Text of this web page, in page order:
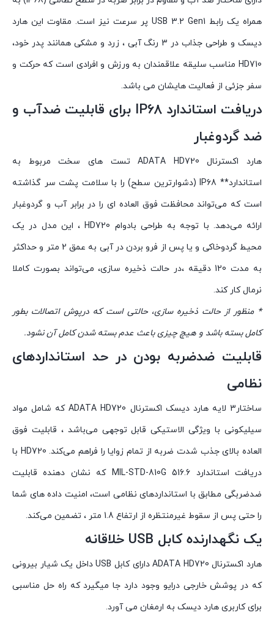
همراه یک رابط USB 3.2 Gen1 پر سرعت نیز است. مقاوت این هارد
دیسک و طراحی جذاب در 3 رنگ آبی ، زرد و مشکی همانند پدر خود،
HD710 مناسب سلیقه علاقمندان به ورزش و افرادی است که حرکت و
سفر جزئی از فعالیت هایشان می باشد.
دریافت استاندارد IP68 برای قابلیت ضدآب و
ضد گردوغبار
هارد اکسترنال ADATA HD720 تست های سخت مربوط به
استاندارد** IP68 (دشوارترین سطح) را با سلامت پشت سر گذاشته
است که می‌تواند محافظت فوق العاده ای را در برابر آب و گردوغبار
ارائه می‌دهد. با توجه به طراحی بادوام HD720 ، این مدل در یک
محیط گردوخاکی و یا پس از فرو بردن در آبی به عمق 2 متر و حداکثر
به مدت 120 دقیقه ،در حالت ذخیره سازی، می‌تواند بصورت کاملا
نرمال کار کند.
٭ منظور از حالت ذخیره سازی، حالتی است که درپوش اتصالات بطور
کامل بسته باشد و هیچ چیزی باعث عدم بسته شدن کامل آن نشود.
قابلیت ضدضربه بودن در حد استانداردهای
نظامی
ساختار3 لایه هارد دیسک اکسترنال ADATA HD720 که شامل مواد
سیلیکونی با ویژگی الاستیکی قابل توجهی می‌باشد ، قابلیت فوق
العاده بالای جذب شدت ضربه از تمام زوایا را فراهم می‌کند. HD720 با
دریافت استاندارد MIL-STD-810G 516.6 که نشان دهنده قابلیت
ضدضربگی مطابق با استانداردهای نظامی است، امنیت داده های شما
را حتی پس از سقوط غیرمنتظره از ارتفاع 1.8 متر ، تضمین می‌‌کند.
یک نگهدارنده کابل USB خلاقانه
هارد اکسترنال ADATA HD720 دارای کابل USB داخل یک شیار بیرونی
که در پوشش خارجی درایو وجود دارد جا میگیرد که راه حل مناسبی
برای کاربری هارد دیسک به ارمغان می آورد.